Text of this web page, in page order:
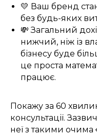
💛 Ваш бренд
без будь-яких
💸 Загальний
нижчий, ніж із
бізнесу буде
це проста
працює.
Покажу за 60
консультації.
неї з такими очима